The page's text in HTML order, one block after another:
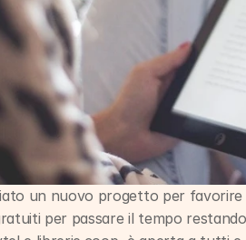
un nuovo progetto per
per passare il tempo